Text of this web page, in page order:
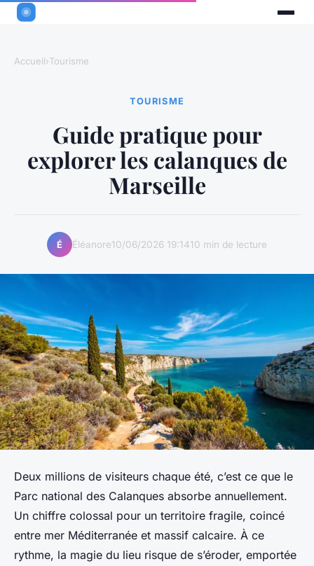
Accueil›Tourisme
TOURISME
Guide pratique pour
explorer les calanques de
Marseille
É Éléanore10/06/2026 19:1410 min de lecture
Deux millions de visiteurs chaque été, c’est ce que le
Parc national des Calanques absorbe annuellement.
Un chiffre colossal pour un territoire fragile, coincé
entre mer Méditerranée et massif calcaire. À ce
rythme, la magie du lieu risque de s’éroder, emportée